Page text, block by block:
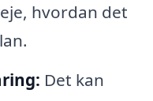
hvordan det
Det kan